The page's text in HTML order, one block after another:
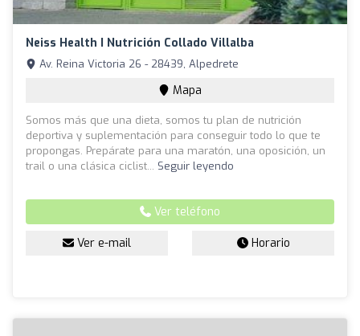
Neiss Health I Nutrición Collado Villalba
Av. Reina Victoria 26 - 28439, Alpedrete
Mapa
Somos más que una dieta, somos tu plan de nutrición
deportiva y suplementación para conseguir todo lo que te
propongas. Prepárate para una maratón, una oposición, un
trail o una clásica ciclist... Seguir leyendo
Ver teléfono
Ver e-mail Horario